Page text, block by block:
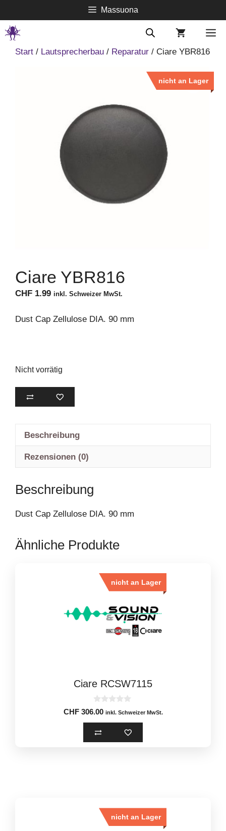
zum
Inhalt
Massuona
Start / Lautsprecherbau / Reparatur / Ciare YBR816
nicht an Lager
Ciare YBR816
CHF 1.99 inkl. Schweizer MwSt.
Dust Cap Zellulose DIA. 90 mm
Nicht vorrätig
Beschreibung
Rezensionen (0)
Beschreibung
Dust Cap Zellulose DIA. 90 mm
Ähnliche Produkte
nicht an Lager
Ciare RCSW7115
0
o
u
t
o
f
CHF306.00 inkl. Schweizer MwSt.
nicht an Lager